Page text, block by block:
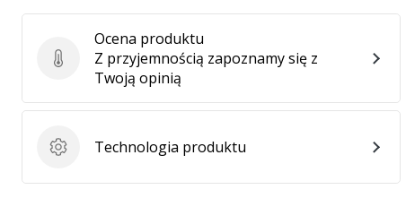
Ocena produktu
Ocena produktu
Z przyjemnością zapoznamy się z
Twoją opinią
Technologia produktu
Technologia produktu